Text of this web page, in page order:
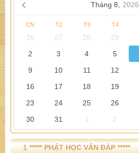
Tháng 8, 2026
CN T2 T3 T4
26 27 28 29
2
3 4 5
9
10 11 12
16
17 18 19
23
24 25 26
30
31 1 2
1 ***** PHẬT HỌC VẤN ĐÁP *****